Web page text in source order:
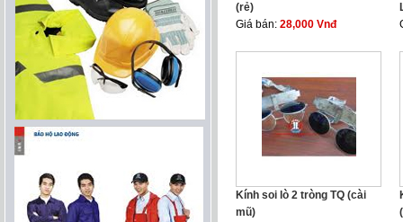
(rẻ)
Giá bán: 28,000 Vnđ
Kính soi lò 2 tròng TQ (cài
mũ)